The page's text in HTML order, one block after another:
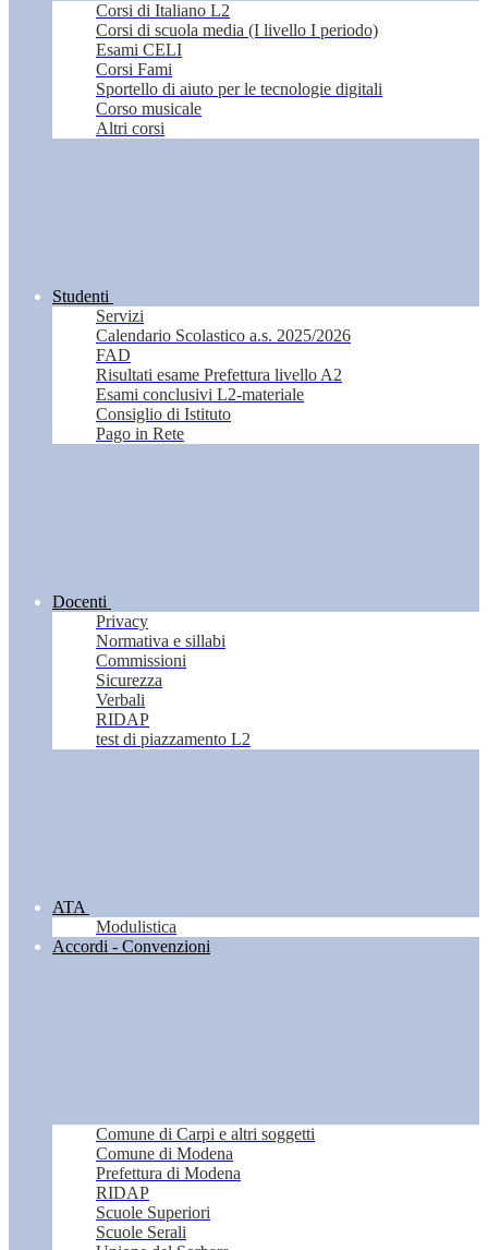
Corsi di Italiano L2
Corsi di scuola media (I livello I periodo)
Esami CELI
Corsi Fami
Sportello di aiuto per le tecnologie digitali
Corso musicale
Altri corsi
Studenti
Servizi
Calendario Scolastico a.s. 2025/2026
FAD
Risultati esame Prefettura livello A2
Esami conclusivi L2-materiale
Consiglio di Istituto
Pago in Rete
Docenti
Privacy
Normativa e sillabi
Commissioni
Sicurezza
Verbali
RIDAP
test di piazzamento L2
ATA
Modulistica
Accordi - Convenzioni
Comune di Carpi e altri soggetti
Comune di Modena
Prefettura di Modena
RIDAP
Scuole Superiori
Scuole Serali